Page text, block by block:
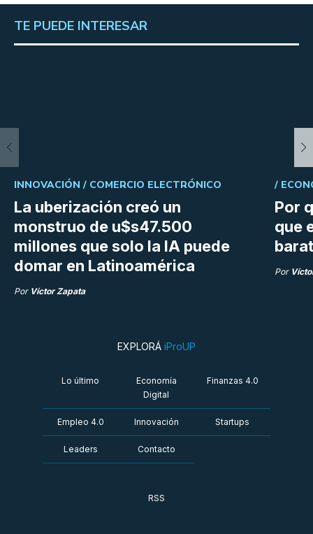
TE PUEDE INTERESAR
La uberización creó un
monstruo de u$s47.500
millones que solo la IA puede
domar en Latinoamérica
INNOVACIÓN / COMERCIO ELECTRÓNICO
Por Víctor Zapata
Por
que
/
Por
EXPLORÁ iProUP
Lo último
Economía
Digital
Finanzas 4.0
Empleo 4.0 Innovación Startups
Leaders Contacto
RSS